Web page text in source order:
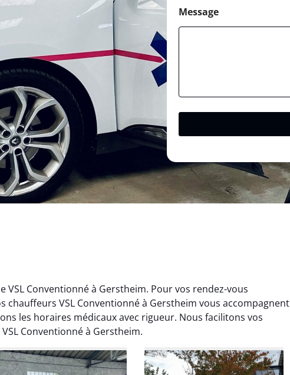
Message
Conventionné à Gerstheim. Pour vos rendez-vous
VSL Conventionné à Gerstheim vous accompagnent
les horaires médicaux avec rigueur. Nous facilitons vos
Conventionné à Gerstheim.
Deschamps Jérémy Ferrand